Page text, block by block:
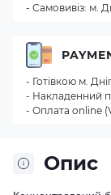
Опис
- Самовивіз: м.
- Готівкою м.
- Накладенний
- Оплата online